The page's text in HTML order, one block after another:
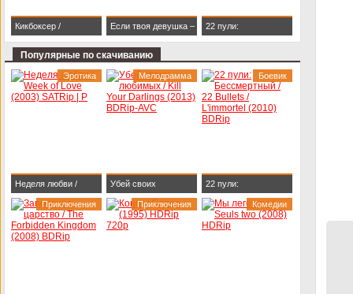
Кикбоксер /
Kickboxer (1989)
Если твоя девушка –
зомби / Life After Beth
22 пули:
(2010) BDRip
Популярные по скачиванию
Неделя любви /
Week of Love (2003)
SATRip | P
Эротика
Убей своих
любимых / Kill Your
Darlings (2013)
Мелодрамма
22 пули:
Бессмертный / 22
Bullets / L'immortel
Боевик
Приключения Приключения Комедии